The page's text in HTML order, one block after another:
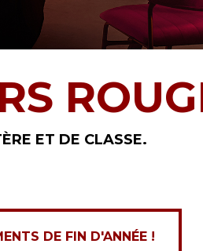
ET DE CLASSE.
!
DE FIN D'ANNÉE !